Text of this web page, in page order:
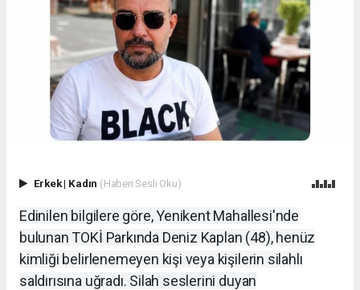
Erkek| Kadın (Haberi Sesli Oku)
Edinilen bilgilere göre, Yenikent Mahallesi'nde
bulunan TOKİ Parkında Deniz Kaplan (48), henüz
kimliği belirlenemeyen kişi veya kişilerin silahlı
saldırısına uğradı. Silah seslerini duyan